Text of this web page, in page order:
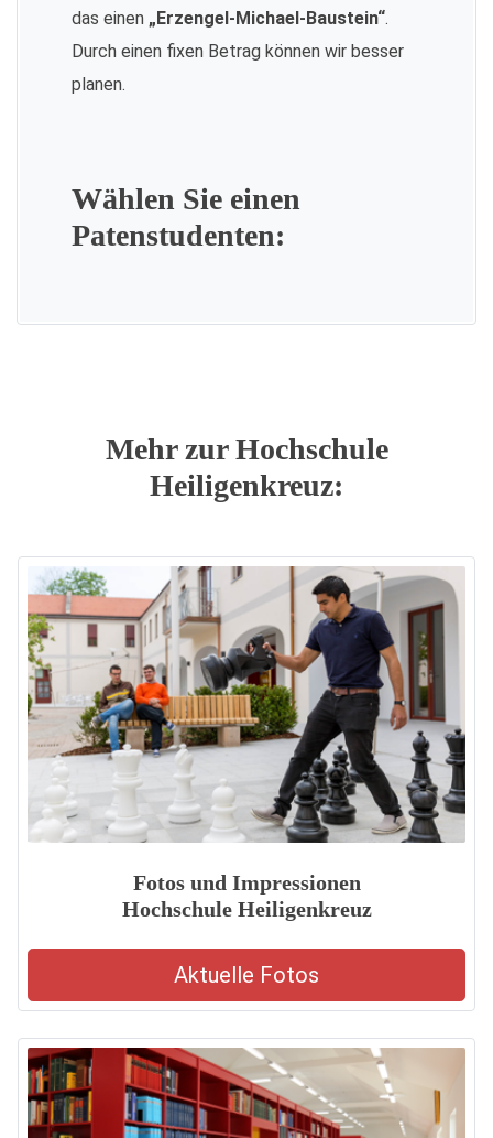
das einen „Erzengel-Michael-Baustein“.
Durch einen fixen Betrag können wir besser
planen.
Wählen Sie einen
Patenstudenten:
Mehr zur Hochschule
Heiligenkreuz:
Fotos und Impressionen
Hochschule Heiligenkreuz
Aktuelle Fotos